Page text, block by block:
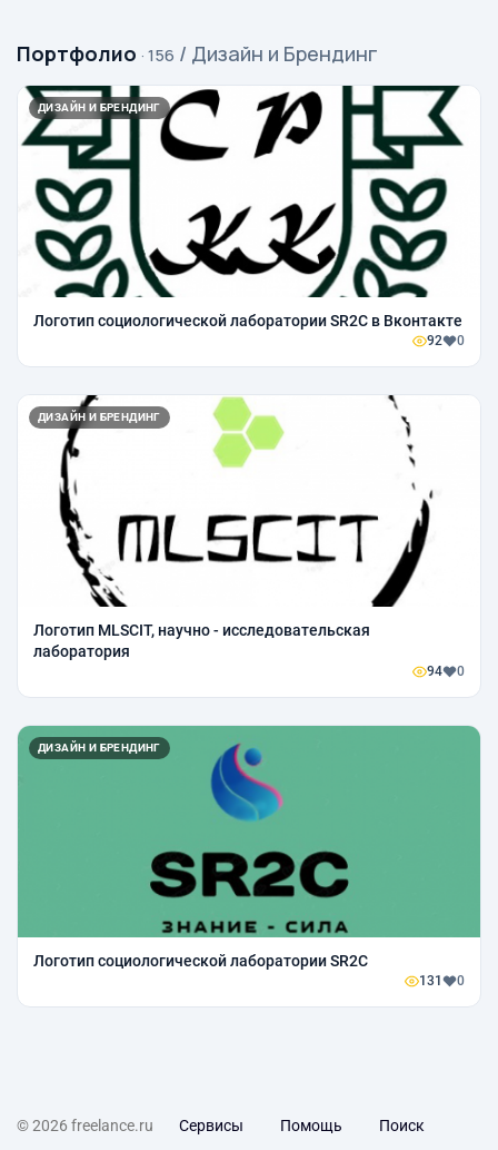
Портфолио · 156 / Дизайн и Брендинг
ДИЗАЙН И БРЕНДИНГ
Логотип социологической лаборатории SR2C в Вконтакте
92 0
ДИЗАЙН И БРЕНДИНГ
Логотип MLSCIT, научно - исследовательская
лаборатория
94 0
ДИЗАЙН И БРЕНДИНГ
Логотип социологической лаборатории SR2C
131 0
© 2026 freelance.ru Сервисы Помощь Поиск